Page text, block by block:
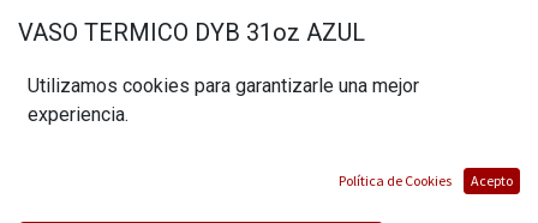
VASO TERMICO DYB 31oz AZUL
$25,20
Utilizamos cookies para garantizarle una mejor
experiencia.
Política de Cookies Acepto